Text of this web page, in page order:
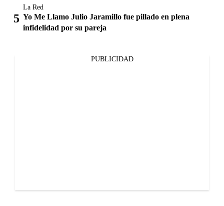
La Red
Yo Me Llamo Julio Jaramillo fue pillado en plena
infidelidad por su pareja
PUBLICIDAD